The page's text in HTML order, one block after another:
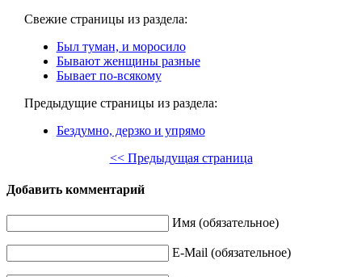
Свежие страницы из раздела:
Был туман, и моросило
Бывают женщины разные
Бывает по-всякому
Предыдущие страницы из раздела:
Бездумно, дерзко и упрямо
<< Предыдущая страница
Добавить комментарий
Имя (обязательное)
E-Mail (обязательное)